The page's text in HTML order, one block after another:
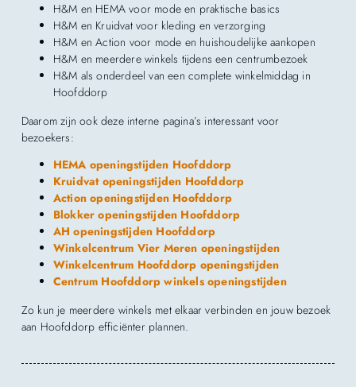
H&M en HEMA voor mode en praktische basics
H&M en Kruidvat voor kleding en verzorging
H&M en Action voor mode en huishoudelijke aankopen
H&M en meerdere winkels tijdens een centrumbezoek
H&M als onderdeel van een complete winkelmiddag in
Hoofddorp
Daarom zijn ook deze interne pagina’s interessant voor
bezoekers:
HEMA openingstijden Hoofddorp
Kruidvat openingstijden Hoofddorp
Action openingstijden Hoofddorp
Blokker openingstijden Hoofddorp
AH openingstijden Hoofddorp
Winkelcentrum Vier Meren openingstijden
Winkelcentrum Hoofddorp openingstijden
Centrum Hoofddorp winkels openingstijden
Zo kun je meerdere winkels met elkaar verbinden en jouw bezoek
aan Hoofddorp efficiënter plannen.